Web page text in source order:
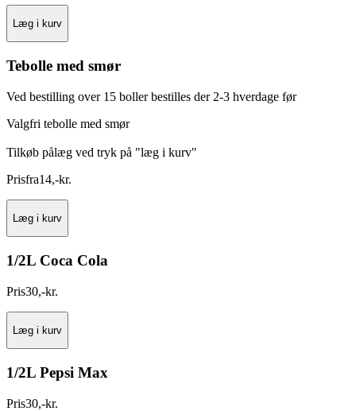
Læg i kurv
Tebolle med smør
Ved bestilling over 15 boller bestilles der 2-3 hverdage før
Valgfri tebolle med smør
Tilkøb pålæg ved tryk på "læg i kurv"
Prisfra14,-kr.
Læg i kurv
1/2L Coca Cola
Pris30,-kr.
Læg i kurv
1/2L Pepsi Max
Pris30,-kr.